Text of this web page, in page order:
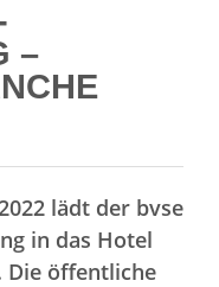
–
lädt der bvse
in das Hotel
Die öffentliche